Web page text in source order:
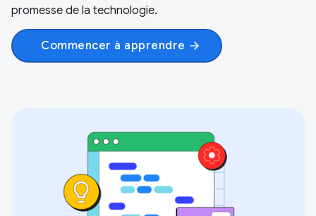
promesse de la technologie.
Commencer à apprendre arrow_forward